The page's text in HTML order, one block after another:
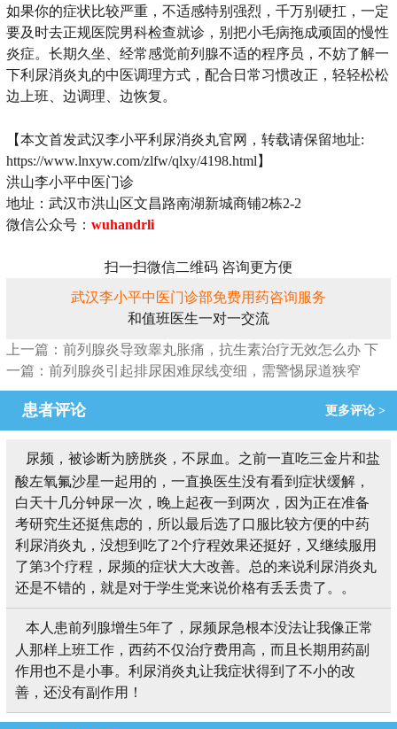
如果你的症状比较严重，不适感特别强烈，千万别硬扛，一定
要及时去正规医院男科检查就诊，别把小毛病拖成顽固的慢性
炎症。长期久坐、经常感觉前列腺不适的程序员，不妨了解一
下利尿消炎丸的中医调理方式，配合日常习惯改正，轻轻松松
边上班、边调理、边恢复。
【本文首发武汉李小平利尿消炎丸官网，转载请保留地址:
https://www.lnxyw.com/zlfw/qlxy/4198.html】
洪山李小平中医门诊
地址：武汉市洪山区文昌路南湖新城商铺2栋2-2
微信公众号： wuhandrli
扫一扫微信二维码 咨询更方便
武汉李小平中医门诊部免费用药咨询服务
和值班医生一对一交流
上一篇：前列腺炎导致睾丸胀痛，抗生素治疗无效怎么办 下
一篇：前列腺炎引起排尿困难尿线变细，需警惕尿道狭窄
患者评论 更多评论 >
尿频，被诊断为膀胱炎，不尿血。之前一直吃三金片和盐
酸左氧氟沙星一起用的，一直换医生没有看到症状缓解，
白天十几分钟尿一次，晚上起夜一到两次，因为正在准备
考研究生还挺焦虑的，所以最后选了口服比较方便的中药
利尿消炎丸，没想到吃了2个疗程效果还挺好，又继续服用
了第3个疗程，尿频的症状大大改善。总的来说利尿消炎丸
还是不错的，就是对于学生党来说价格有丢丢贵了。。
本人患前列腺增生5年了，尿频尿急根本没法让我像正常
人那样上班工作，西药不仅治疗费用高，而且长期用药副
作用也不是小事。利尿消炎丸让我症状得到了不小的改
善，还没有副作用！